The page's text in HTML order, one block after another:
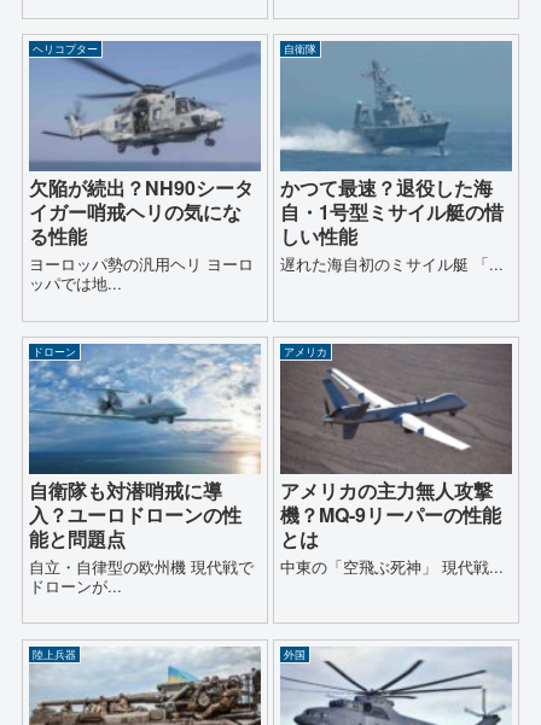
ヘリコプター
欠陥が続出？NH90シータ
イガー哨戒ヘリの気にな
る性能
ヨーロッパ勢の汎用ヘリ ヨーロ
ッパでは地...
自衛隊
かつて最速？退役した海
自・1号型ミサイル艇の惜
しい性能
遅れた海自初のミサイル艇 「...
ドローン
自衛隊も対潜哨戒に導
入？ユーロドローンの性
能と問題点
自立・自律型の欧州機 現代戦で
ドローンが...
アメリカ
アメリカの主力無人攻撃
機？MQ-9リーパーの性能
とは
中東の「空飛ぶ死神」 現代戦...
陸上兵器 外国